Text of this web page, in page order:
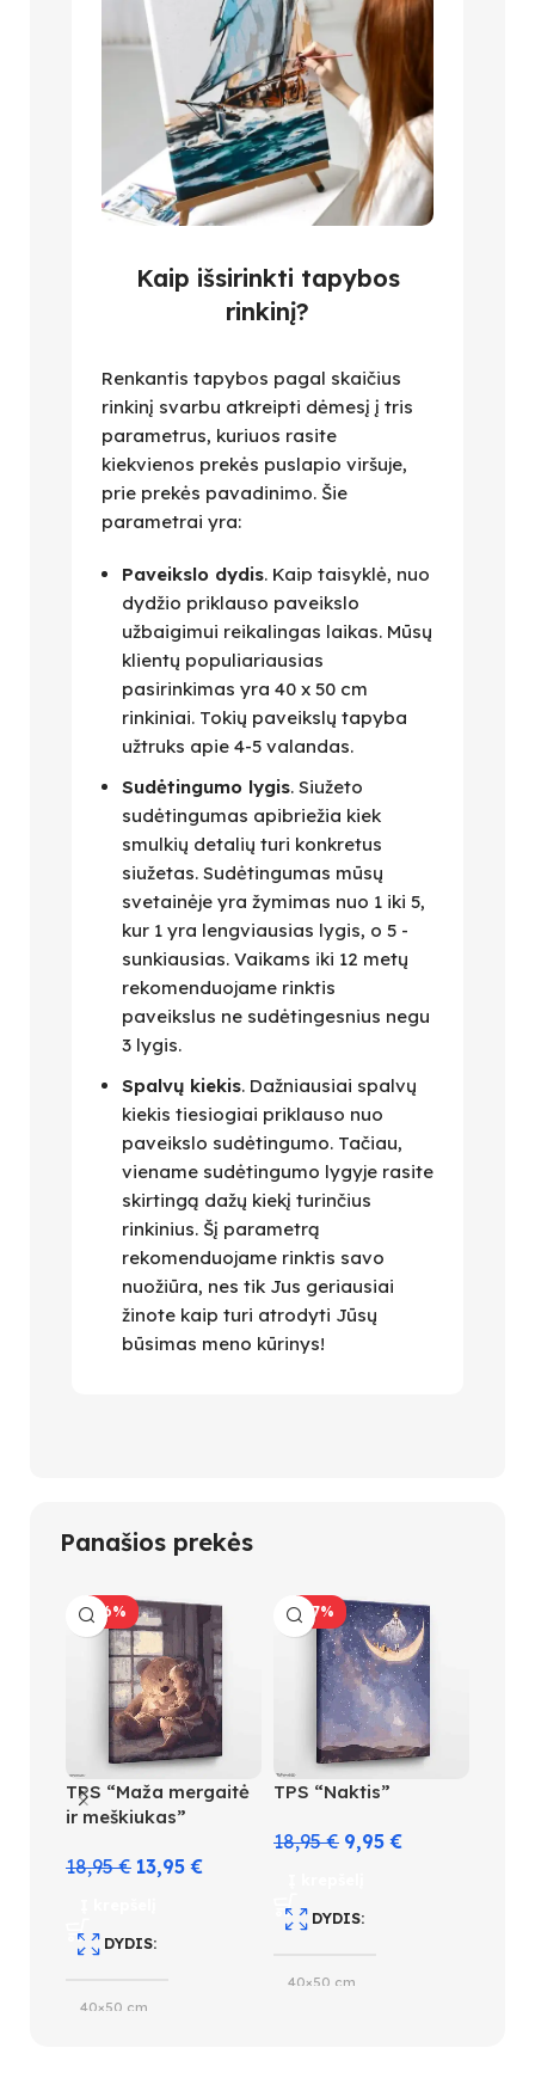
Kaip išsirinkti tapybos
rinkinį?
Renkantis tapybos pagal skaičius
rinkinį svarbu atkreipti dėmesį į tris
parametrus, kuriuos rasite
kiekvienos prekės puslapio viršuje,
prie prekės pavadinimo. Šie
parametrai yra:
Paveikslo dydis. Kaip taisyklė, nuo
dydžio priklauso paveikslo
užbaigimui reikalingas laikas. Mūsų
klientų populiariausias
pasirinkimas yra 40 x 50 cm
rinkiniai. Tokių paveikslų tapyba
užtruks apie 4-5 valandas.
Sudėtingumo lygis. Siužeto
sudėtingumas apibriežia kiek
smulkių detalių turi konkretus
siužetas. Sudėtingumas mūsų
svetainėje yra žymimas nuo 1 iki 5,
kur 1 yra lengviausias lygis, o 5 -
sunkiausias. Vaikams iki 12 metų
rekomenduojame rinktis
paveikslus ne sudėtingesnius negu
3 lygis.
Spalvų kiekis. Dažniausiai spalvų
kiekis tiesiogiai priklauso nuo
paveikslo sudėtingumo. Tačiau,
viename sudėtingumo lygyje rasite
skirtingą dažų kiekį turinčius
rinkinius. Šį parametrą
rekomenduojame rinktis savo
nuožiūra, nes tik Jus geriausiai
žinote kaip turi atrodyti Jūsų
būsimas meno kūrinys!
Panašios prekės
-26%
TPS “Maža mergaitė
ir meškiukas”
18,95€ 13,95€
DYDIS
40×50 cm
-47%
TPS “Naktis”
18,95€ 9,95€
DYDIS
40×50 cm